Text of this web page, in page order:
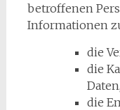
betroffenen
Informationen
die
die
die